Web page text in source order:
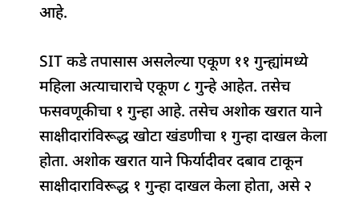
आहे.
SIT कडे तपासास असलेल्या एकूण ११ गुन्ह्यांमध्ये
महिला अत्याचाराचे एकूण ८ गुन्हे आहेत. तसेच
फसवणूकीचा १ गुन्हा आहे. तसेच अशोक खरात याने
साक्षीदारांविरूद्ध खोटा खंडणीचा १ गुन्हा दाखल केला
होता. अशोक खरात याने फिर्यादीवर दबाव टाकून
साक्षीदाराविरूद्ध १ गुन्हा दाखल केला होता, असे २